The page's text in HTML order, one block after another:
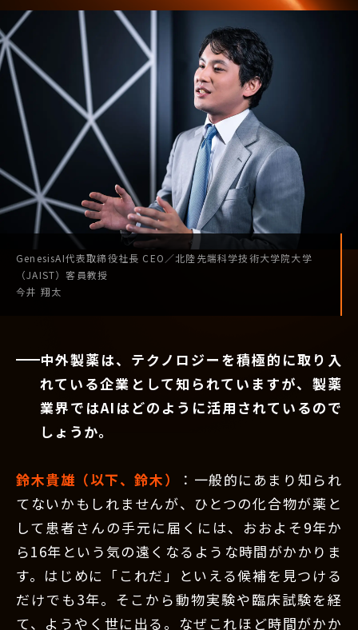
GenesisAI代表取締役社長 CEO ／北陸先端科学技術大学院大学
（JAIST）客員教授
今井 翔太
中外製薬は、テクノロジーを積極的に取り入
れている企業として知られていますが、製薬
業界ではAIはどのように活用されているので
しょうか。
鈴木貴雄（以下、鈴木）
：一般的にあまり知られ
てないかもしれませんが、ひとつの化合物が薬と
して患者さんの手元に届くには、おおよそ9年か
ら16年という気の遠くなるような時間がかかりま
す。はじめに「これだ」といえる候補を見つける
だけでも3年。そこから動物実験や臨床試験を経
て、ようやく世に出る。なぜこれほど時間がかか